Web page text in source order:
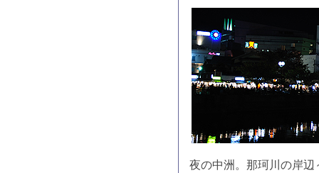
夜の中洲。那珂川の岸